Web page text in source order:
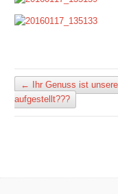
←
Ihr Genuss ist
aufgestellt???